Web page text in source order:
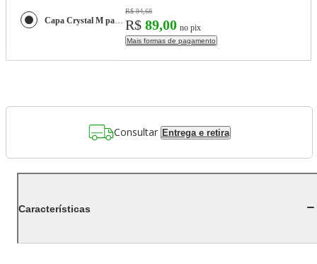
Capa Crystal M para iPhone 13, 14, 15 e 16e, em Policarbonato - Laut
R$ 94,68
R$ 89,00 no pix
Mais formas de pagamento
Consultar Entrega e retira
Características